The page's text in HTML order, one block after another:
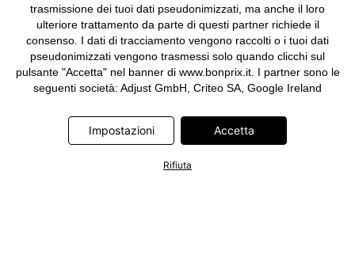
trasmissione dei tuoi dati pseudonimizzati, ma anche il loro
ulteriore trattamento da parte di questi partner richiede il
consenso. I dati di tracciamento vengono raccolti o i tuoi dati
pseudonimizzati vengono trasmessi solo quando clicchi sul
pulsante "Accetta" nel banner di www.bonprix.it. I partner sono le
seguenti società: Adjust GmbH, Criteo SA, Google Ireland
Meta Platforms Ireland Limited, Microsoft Ireland Operations
Limited, Pinterest Europe Limited, RTB-House GmbH, TikTok
trattamento dei dati da parte di questi partner sono disponibili
Impostazioni Accetta
Rifiuta